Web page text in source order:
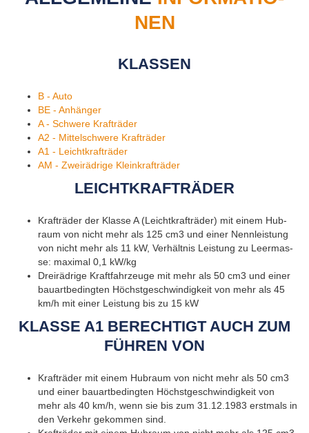
NEN
KLAS­SEN
B - Auto
BE - An­hän­ger
A - Schwe­re Kraft­rä­der
A2 - Mit­tel­schwe­re Kraft­rä­der
A1 - Leicht­kraft­rä­der
AM - Zwei­räd­ri­ge Klein­kraft­rä­der
LEICHT­KRAFT­RÄ­DER
Kraft­rä­der der Klas­se A (Leicht­kraft­rä­der) mit einem Hub­
raum von nicht mehr als 125 cm3 und einer Nenn­leis­tung
von nicht mehr als 11 kW, Ver­hält­nis Leis­tung zu Leer­mas­
se: ma­xi­mal 0,1 kW/kg
Drei­räd­ri­ge Kraft­fahr­zeu­ge mit mehr als 50 cm3 und einer
bau­art­be­ding­ten Höchst­ge­schwin­dig­keit von mehr als 45
km/h mit einer Leis­tung bis zu 15 kW
KLAS­SE A1 BE­RECH­TIGT AUCH ZUM
FÜH­REN VON
Kraft­rä­der mit einem Hub­raum von nicht mehr als 50 cm3
und einer bau­art­be­ding­ten Höchst­ge­schwin­dig­keit von
mehr als 40 km/h, wenn sie bis zum 31.12.1983 erst­mals in
den Ver­kehr ge­kom­men sind.